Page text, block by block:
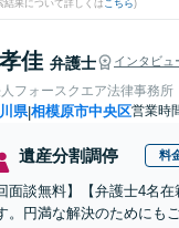
結果について詳しくはこちら)
佳 弁護士 インタビュ
フォースクエア法律事務所
県|相模原市中央区営業時
遺産分割調停 料
面談無料】【弁護士4名
。円満な解決のためにも